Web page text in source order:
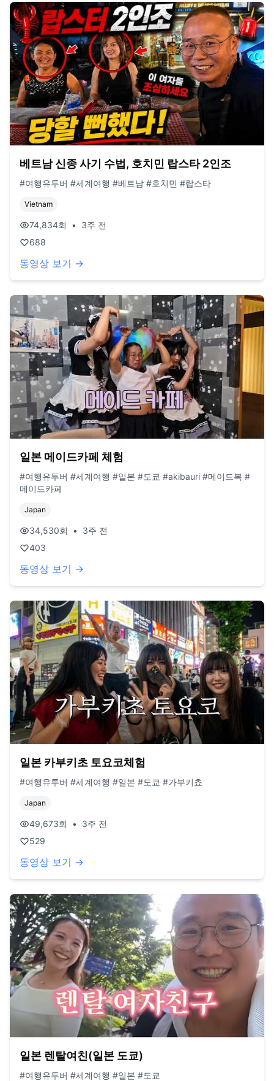
베트남 신종 사기 수법, 호치민 랍스타 2인조
#여행유투버 #세계여행 #베트남 #호치민 #랍스타
Vietnam
74,834회 •
3주 전
688
동영상 보기 →
일본 메이드카페 체험
#여행유투버 #세계여행 #일본 #도쿄 #akibauri #메이드복 #
메이드카페
Japan
34,530회 •
3주 전
403
동영상 보기 →
일본 카부키초 토요코체험
#여행유투버 #세계여행 #일본 #도쿄 #가부키쵸
Japan
49,673회 •
3주 전
529
동영상 보기 →
일본 렌탈여친(일본 도쿄)
#여행유투버 #세계여행 #일본 #도쿄